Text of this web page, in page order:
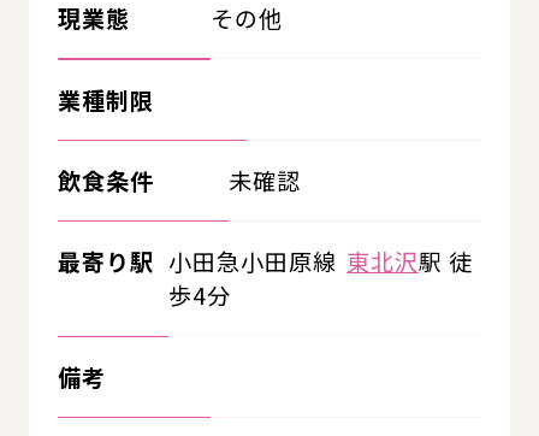
現業態 その他
業種制限
飲食条件 未確認
最寄り駅 小田急小田原線 東北沢駅 徒
歩4分
備考